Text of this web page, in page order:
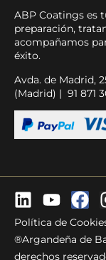
ABP Coatings es
preparación,
acompañamos
éxito.
Avda. de Madrid,
(Madrid) | 91 871
®Argandeña de
derechos
Política de